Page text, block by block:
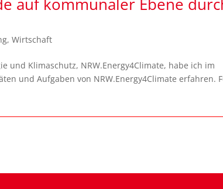
auf kommunaler Ebene
, Wirtschaft
und Klimaschutz, NRW.Energy4Climate, habe ich im
und Aufgaben von NRW.Energy4Climate erfahren.